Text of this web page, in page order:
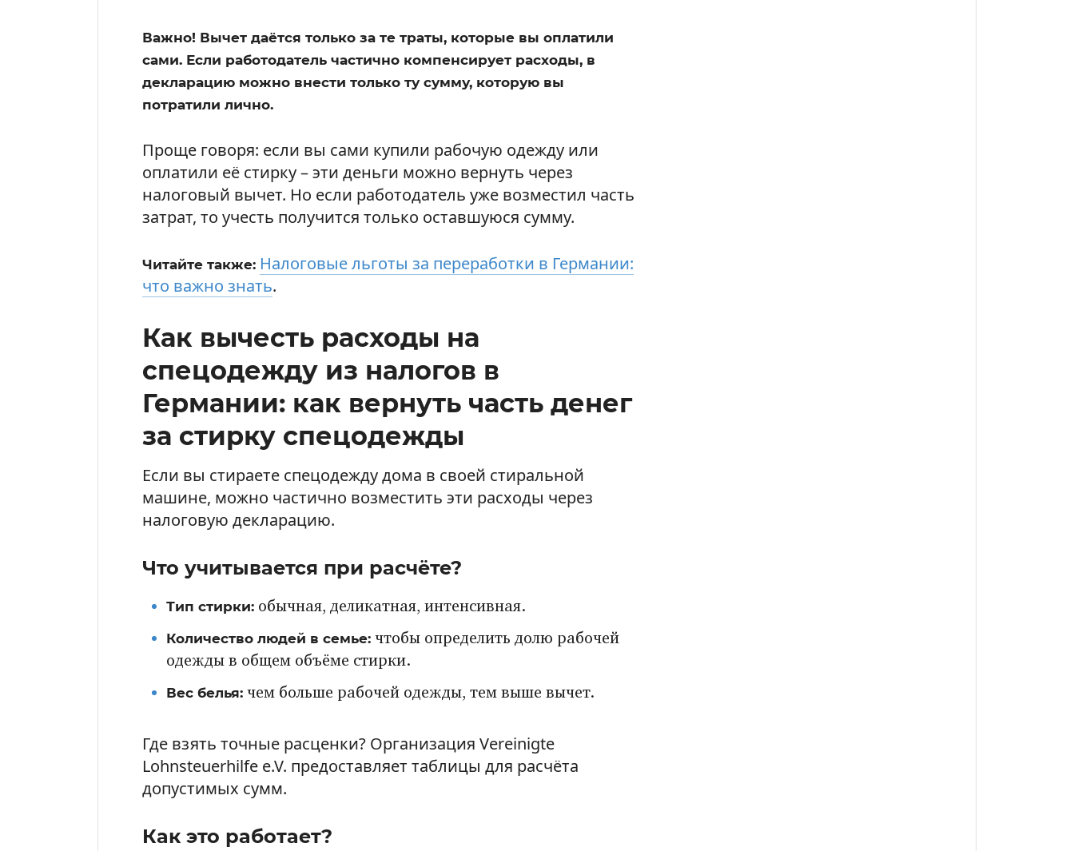
Важно! Вычет даётся только за те траты, которые вы оплатили
сами. Если работодатель частично компенсирует расходы, в
декларацию можно внести только ту сумму, которую вы
потратили лично.
Проще говоря: если вы сами купили рабочую одежду или
оплатили её стирку – эти деньги можно вернуть через
налоговый вычет. Но если работодатель уже возместил часть
затрат, то учесть получится только оставшуюся сумму.
Читайте также: Налоговые льготы за переработки в Германии:
что важно знать.
Как вычесть расходы на
спецодежду из налогов в
Германии: как вернуть часть денег
за стирку спецодежды
Если вы стираете спецодежду дома в своей стиральной
машине, можно частично возместить эти расходы через
налоговую декларацию.
Что учитывается при расчёте?
Тип стирки: обычная, деликатная, интенсивная.
Количество людей в семье: чтобы определить долю рабочей
одежды в общем объёме стирки.
Вес белья: чем больше рабочей одежды, тем выше вычет.
Где взять точные расценки? Организация Vereinigte
Lohnsteuerhilfe e.V. предоставляет таблицы для расчёта
допустимых сумм.
Как это работает?